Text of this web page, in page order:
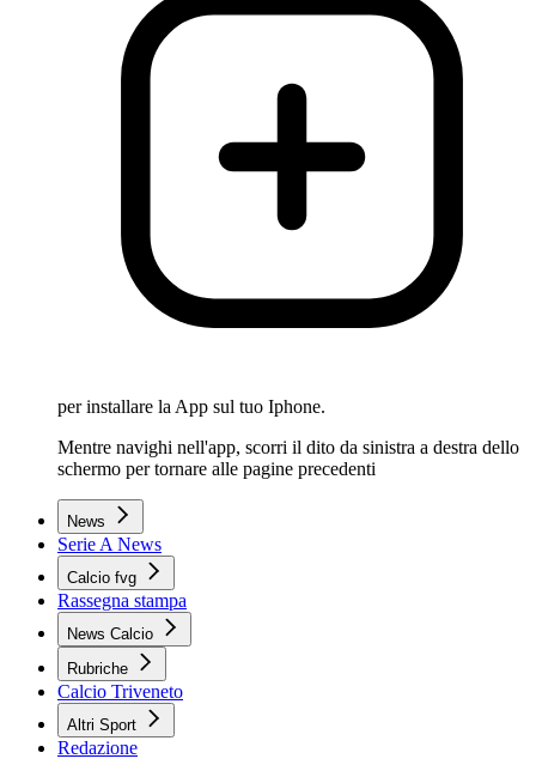
per installare la App sul tuo Iphone.
Mentre navighi nell'app, scorri il dito da sinistra a destra dello
schermo per tornare alle pagine precedenti
News
Serie A News
Calcio fvg
Rassegna stampa
News Calcio
Rubriche
Calcio Triveneto
Altri Sport
Redazione